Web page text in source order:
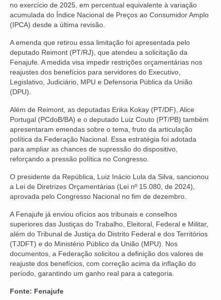
NOTÍCIAS
VÍDEOS
CONVÊNIOS
SINDICALIZE-SE
JURÍDICO
NÚCLEOS
APOSENTADOS
AGENTES DE POLÍCIA JUDICIAL
ANALISTAS JUDICIÁRIOS
ACESSIBILIDADE E INCLUSÃO
LGBTQIA+
MULHERES
OFICIAIS DE JUSTIÇA
SAÚDE
no exercício de 2025, em percentual equivalente à variação
acumulada do Índice Nacional de Preços ao Consumidor Amplo
(IPCA) desde a última revisão.
A emenda que retirou essa limitação foi apresentada pelo
deputado Reimont (PT/RJ), que atendeu a solicitação da
Fenajufe. A medida visa impedir restrições orçamentárias nos
reajustes dos benefícios para servidores do Executivo,
Legislativo, Judiciário, MPU e Defensoria Pública da União
(DPU).
Além de Reimont, as deputadas Erika Kokay (PT/DF), Alice
Portugal (PCdoB/BA) e o deputado Luiz Couto (PT/PB) também
apresentaram emendas sobre o tema, fruto da articulação
política da Federação Nacional. Essa estratégia foi adotada
para ampliar as chances de supressão do dispositivo,
reforçando a pressão política no Congresso.
O presidente da República, Luiz Inácio Lula da Silva, sancionou
a Lei de Diretrizes Orçamentárias (Lei nº 15.080, de 2024),
aprovada pelo Congresso Nacional no fim de dezembro.
A Fenajufe já enviou ofícios aos tribunais e conselhos
superiores das Justiças do Trabalho, Eleitoral, Federal e Militar,
além do Tribunal de Justiça do Distrito Federal e dos Territórios
(TJDFT) e do Ministério Público da União (MPU). Nos
documentos, a Federação solicitou a definição dos valores de
reajuste dos benefícios, com correção acima da inflação do
período, garantindo um ganho real para a categoria.
Fonte: Fenajufe